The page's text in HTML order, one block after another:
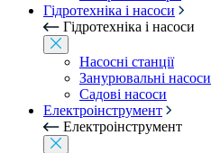
Гідротехніка і насоси
Гідротехніка і насоси
Насосні станції
Занурювальні насоси
Садові насоси
Електроінструмент
Електроінструмент